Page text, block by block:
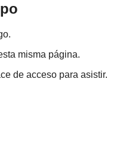
misma página.
de acceso para asistir.